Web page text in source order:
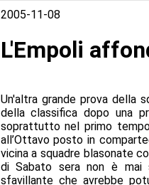
2005-11-08
L'Empoli
Un'altra grande prova della
della classifica dopo una
soprattutto nel primo
all’Ottavo posto in
vicina a squadre blasonate
di Sabato sera non è mai
sfavillante che avrebbe